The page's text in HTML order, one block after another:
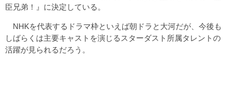
臣兄弟！』に決定している。
NHKを代表するドラマ枠といえば朝ドラと大河だが、今後も
しばらくは主要キャストを演じるスターダスト所属タレントの
活躍が見られるだろう。